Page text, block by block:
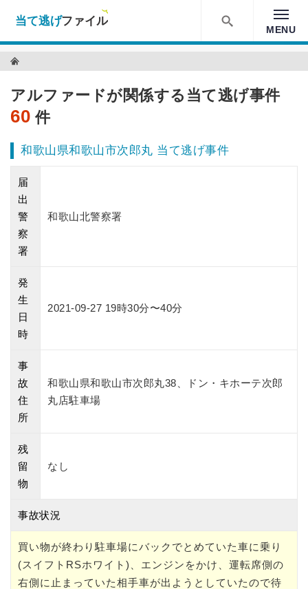
検索
MENU
アルファードが関係する当て逃げ事件
60 件
和歌山県和歌山市次郎丸 当て逃げ事件
届
出
警
察
署
和歌山北警察署
発
生
日
時
2021-09-27 19時30分〜40分
事
故
住
所
和歌山県和歌山市次郎丸38、ドン・キホーテ次郎
丸店駐車場
残
留
物
なし
事故状況
買い物が終わり駐車場にバックでとめていた車に乗り
(スイフトRSホワイト)、エンジンをかけ、運転席側の
右側に止まっていた相手車が出ようとしていたので待